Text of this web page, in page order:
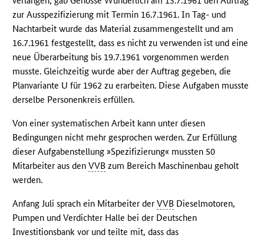
zur Ausspezifizierung mit Termin 16.7.1961. In Tag- und
Nachtarbeit wurde das Material zusammengestellt und am
16.7.1961 festgestellt, dass es nicht zu verwenden ist und eine
neue Überarbeitung bis 19.7.1961 vorgenommen werden
musste. Gleichzeitig wurde aber der Auftrag gegeben, die
Planvariante U für 1962 zu erarbeiten. Diese Aufgaben musste
derselbe Personenkreis erfüllen.
Von einer systematischen Arbeit kann unter diesen
Bedingungen nicht mehr gesprochen werden. Zur Erfüllung
dieser Aufgabenstellung »Spezifizierung« mussten 50
Mitarbeiter aus denVVB zum Bereich Maschinenbau geholt
werden.
Anfang Juli sprach ein Mitarbeiter derVVB Dieselmotoren,
Pumpen und Verdichter Halle bei der Deutschen
Investitionsbank vor und teilte mit, dass das